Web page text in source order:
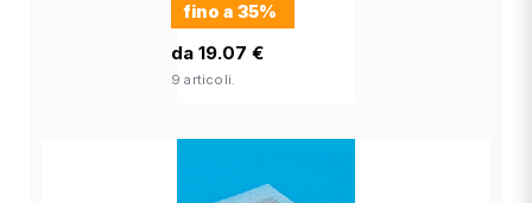
fino a 35%
da 19.07 €
9 articoli.